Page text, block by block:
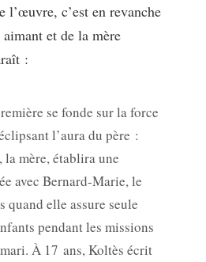
l’œuvre, c’est en revanche
et de la mère
:
se fonde sur la force
l’aura du père :
mère, établira une
avec Bernard-Marie, le
quand elle assure seule
pendant les missions
À 17 ans, Koltès écrit